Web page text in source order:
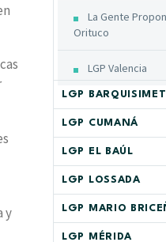
y
La Gente
Orituco
LGP Valencia
LGP
LGP CUMANÁ
LGP EL BAÚL
LGP LOSSADA
LGP MARIO
LGP MÉRIDA